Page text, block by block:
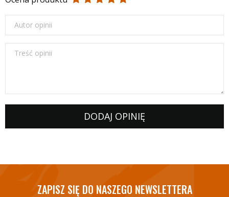
Autor opinii
Treść opinii
DODAJ OPINIĘ
ZAPISZ SIĘ DO NASZEGO NEWSLETTERA